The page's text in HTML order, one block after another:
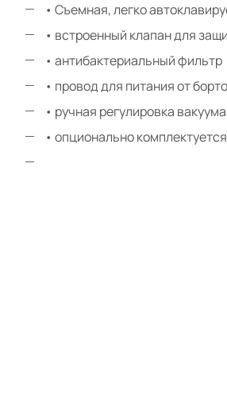
• Съемная, легко
• встроенный клапан для
• антибактериальный фильтр
• провод для питания от
• ручная регулировка вакуума
• опционально